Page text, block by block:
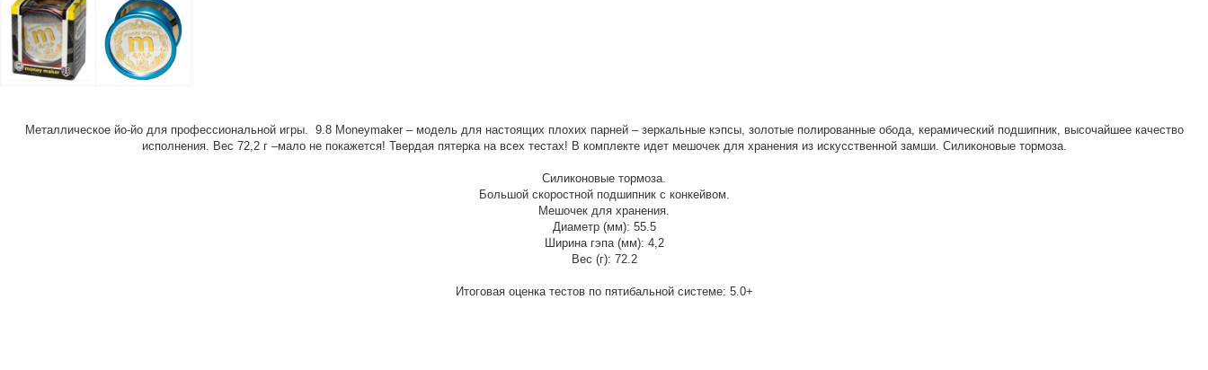
Металлическое йо-йо для профессиональной игры. 9.8 Moneymaker – модель для настоящих плохих парней – зеркальные кэпсы, золотые полированные обода, керамический подшипник, высочайшее качество
исполнения. Вес 72,2 г –мало не покажется! Твердая пятерка на всех тестах! В комплекте идет мешочек для хранения из искусственной замши. Силиконовые тормоза.
Силиконовые тормоза.
Большой скоростной подшипник с конкейвом.
Мешочек для хранения.
Диаметр (мм): 55.5
Ширина гэпа (мм): 4,2
Вес (г): 72.2
Итоговая оценка тестов по пятибальной системе: 5.0+